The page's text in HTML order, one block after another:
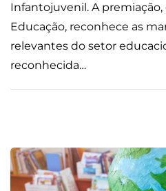
Infantojuvenil. A
Educação, reconhece as
relevantes do setor
reconhecida…